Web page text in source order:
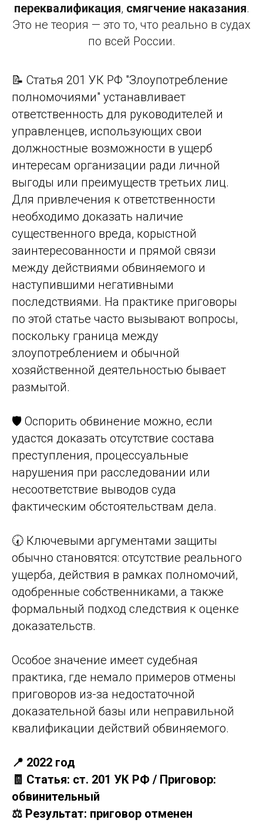
переквалификация, смягчение наказания.
Это не теория — это то, что реально в судах
по всей России.
📝 Статья 201 УК РФ "Злоупотребление
полномочиями" устанавливает
ответственность для руководителей и
управленцев, использующих свои
должностные возможности в ущерб
интересам организации ради личной
выгоды или преимуществ третьих лиц.
Для привлечения к ответственности
необходимо доказать наличие
существенного вреда, корыстной
заинтересованности и прямой связи
между действиями обвиняемого и
наступившими негативными
последствиями. На практике приговоры
по этой статье часто вызывают вопросы,
поскольку граница между
злоупотреблением и обычной
хозяйственной деятельностью бывает
размытой.
🛡️ Оспорить обвинение можно, если
удастся доказать отсутствие состава
преступления, процессуальные
нарушения при расследовании или
несоответствие выводов суда
фактическим обстоятельствам дела.
🕢 Ключевыми аргументами защиты
обычно становятся: отсутствие реального
ущерба, действия в рамках полномочий,
одобренные собственниками, а также
формальный подход следствия к оценке
доказательств.
Особое значение имеет судебная
практика, где немало примеров отмены
приговоров из-за недостаточной
доказательной базы или неправильной
квалификации действий обвиняемого.
📍 2022 год
🧾 Статья: ст. 201 УК РФ / Приговор:
обвинительный
⚖️ Результат: приговор отменен